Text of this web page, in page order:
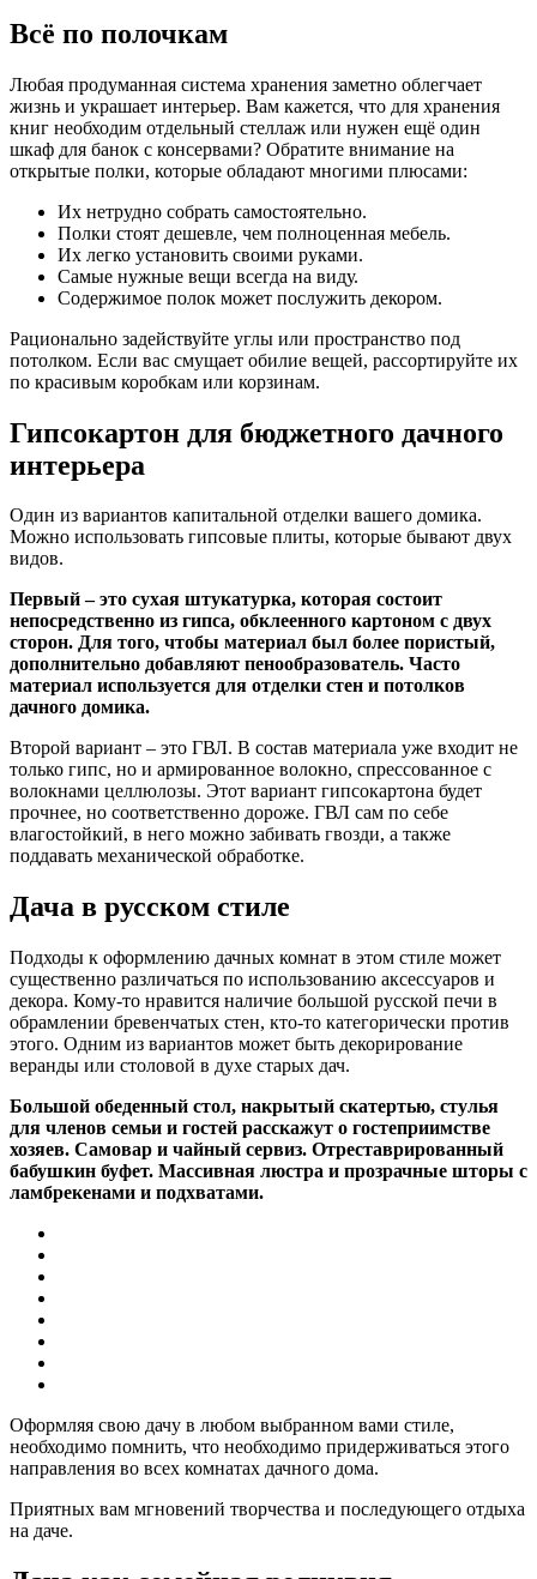
Всё по полочкам
Любая продуманная система хранения заметно облегчает
жизнь и украшает интерьер. Вам кажется, что для хранения
книг необходим отдельный стеллаж или нужен ещё один
шкаф для банок с консервами? Обратите внимание на
открытые полки, которые обладают многими плюсами:
Их нетрудно собрать самостоятельно.
Полки стоят дешевле, чем полноценная мебель.
Их легко установить своими руками.
Самые нужные вещи всегда на виду.
Содержимое полок может послужить декором.
Рационально задействуйте углы или пространство под
потолком. Если вас смущает обилие вещей, рассортируйте их
по красивым коробкам или корзинам.
Гипсокартон для бюджетного дачного
интерьера
Один из вариантов капитальной отделки вашего домика.
Можно использовать гипсовые плиты, которые бывают двух
видов.
Первый – это сухая штукатурка, которая состоит
непосредственно из гипса, обклеенного картоном с двух
сторон. Для того, чтобы материал был более пористый,
дополнительно добавляют пенообразователь. Часто
материал используется для отделки стен и потолков
дачного домика.
Второй вариант – это ГВЛ. В состав материала уже входит не
только гипс, но и армированное волокно, спрессованное с
волокнами целлюлозы. Этот вариант гипсокартона будет
прочнее, но соответственно дороже. ГВЛ сам по себе
влагостойкий, в него можно забивать гвозди, а также
поддавать механической обработке.
Дача в русском стиле
Подходы к оформлению дачных комнат в этом стиле может
существенно различаться по использованию аксессуаров и
декора. Кому-то нравится наличие большой русской печи в
обрамлении бревенчатых стен, кто-то категорически против
этого. Одним из вариантов может быть декорирование
веранды или столовой в духе старых дач.
Большой обеденный стол, накрытый скатертью, стулья
для членов семьи и гостей расскажут о гостеприимстве
хозяев. Самовар и чайный сервиз. Отреставрированный
бабушкин буфет. Массивная люстра и прозрачные шторы с
ламбрекенами и подхватами.
Оформляя свою дачу в любом выбранном вами стиле,
необходимо помнить, что необходимо придерживаться этого
направления во всех комнатах дачного дома.
Приятных вам мгновений творчества и последующего отдыха
на даче.